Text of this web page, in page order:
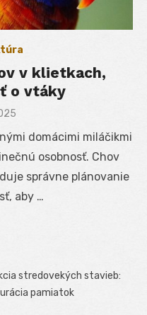
v klietkach,
o vtáky
domácimi miláčikmi
osobnosť. Chov
správne plánovanie
aby …
stredovekých stavieb:
pamiatok